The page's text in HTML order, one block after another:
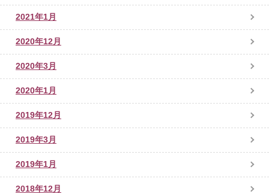
2021年1月
2020年12月
2020年3月
2020年1月
2019年12月
2019年3月
2019年1月
2018年12月